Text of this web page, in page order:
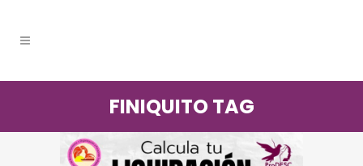
FINIQUITO TAG